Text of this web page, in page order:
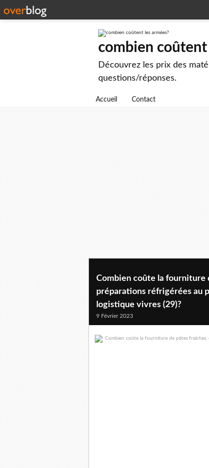
combien coûtent
Découvrez les prix des
questions/réponses.
Accueil Contact
Combien coûte la fourniture
préparations réfrigérées au
logistique vivres (29)?
9 Février 2023